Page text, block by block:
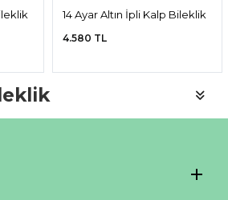
14 Ayar Altın İpli Kalp Bileklik
4.580 TL